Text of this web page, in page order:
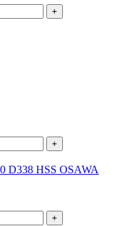
+
+
D338 HSS OSAWA
+